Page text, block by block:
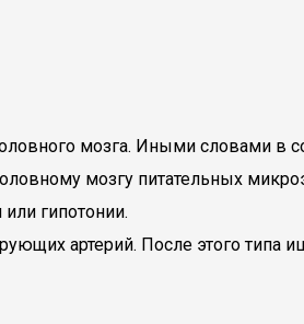
мозга. Иными словами
мозгу питательных
гипотонии.
артерий. После этого типа